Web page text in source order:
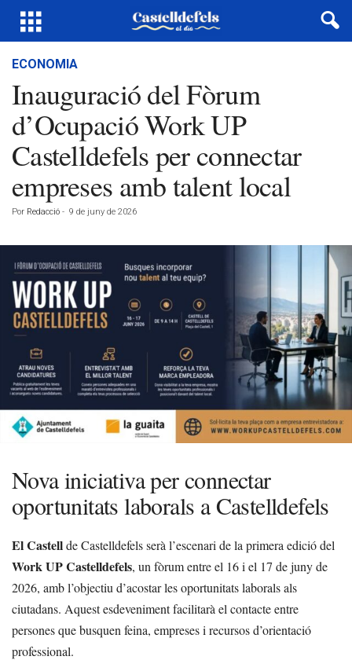
ECONOMIA
Inauguració del Fòrum
d’Ocupació Work UP
Castelldefels per connectar
empreses amb talent local
Por Redacció - 9 de juny de 2026
Nova iniciativa per connectar
oportunitats laborals a Castelldefels
El Castellde Castelldefels serà l’escenari de la primera edició del
Work UP Castelldefels, un fòrum entre el 16 i el 17 de juny de
2026, amb l’objectiu d’acostar les oportunitats laborals als
ciutadans. Aquest esdeveniment facilitarà el contacte entre
persones que busquen feina, empreses i recursos d’orientació
professional.